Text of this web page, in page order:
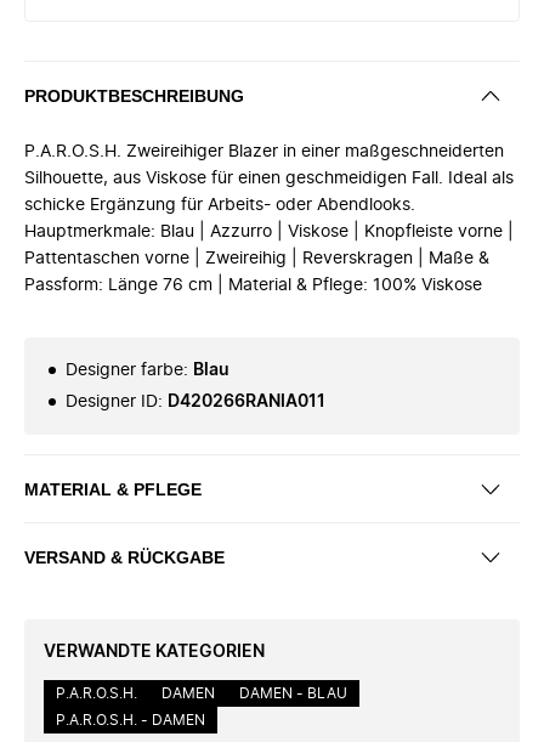
PRODUKTBESCHREIBUNG
P.A.R.O.S.H. Zweireihiger Blazer in einer maßgeschneiderten
Silhouette, aus Viskose für einen geschmeidigen Fall. Ideal als
schicke Ergänzung für Arbeits- oder Abendlooks.
Hauptmerkmale: Blau | Azzurro | Viskose | Knopfleiste vorne |
Pattentaschen vorne | Zweireihig | Reverskragen | Maße &
Passform: Länge 76 cm | Material & Pflege: 100% Viskose
Designer farbe: Blau
Designer ID: D420266RANIA011
MATERIAL & PFLEGE
VERSAND & RÜCKGABE
VERWANDTE KATEGORIEN
P.A.R.O.S.H. DAMEN
DAMEN - BLAU
P.A.R.O.S.H. - DAMEN